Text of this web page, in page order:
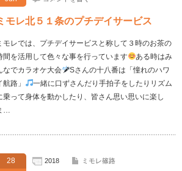
モレ北５１条のプチデイサービス
モレでは、プチデイサービスと称して３時のお茶の
間を活用して色々な事を行っています
ある時はみ
なでカラオケ大会
Sさんの十八番は「憧れのハワ
航路」
一緒に口ずさんだり手拍子をしたりリズム
乗って身体を動かしたり、皆さん思い思いに楽し
…
28
2018 ミモレ篠路